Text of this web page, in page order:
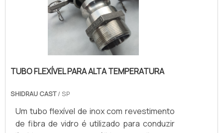
TUBO FLEXÍVEL PARA ALTA TEMPERATURA
SHIDRAU CAST/ SP
Um tubo flexível de inox com revestimento
de fibra de vidro é utilizado para conduzir